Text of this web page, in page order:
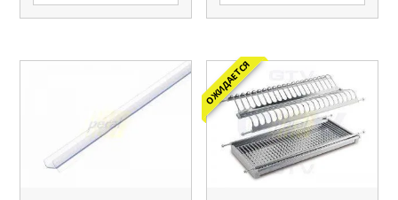
ОЖИДАЕТСЯ